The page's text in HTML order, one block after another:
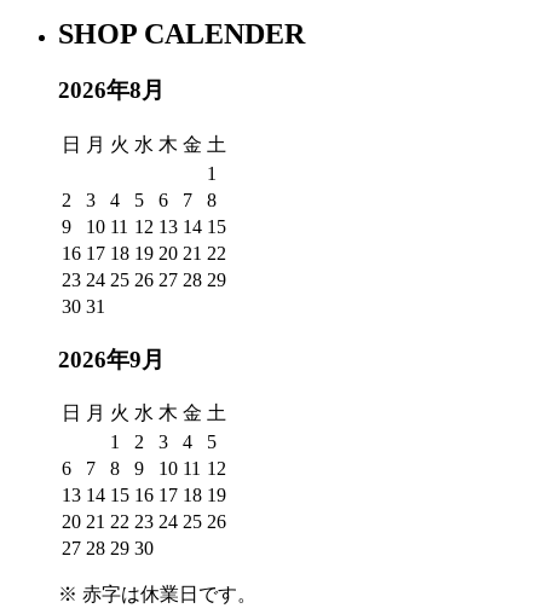
SHOP CALENDER
2026年8月
日 月 火 水 木 金 土
1
2
3 4 5 6 7
8
9
10 11 12 13 14 15
16 17 18 19 20 21 22
23 24 25 26 27 28 29
30 31
2026年9月
日 月 火 水 木 金 土
1
2 3 4
5
6
7 8 9 10 11 12
13 14 15 16 17 18 19
20 21 22 23 24 25 26
27 28 29 30
※ 赤字は休業日 です。